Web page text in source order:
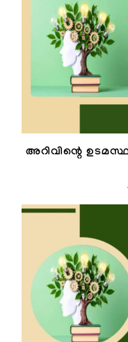
അറിവിന്റെ